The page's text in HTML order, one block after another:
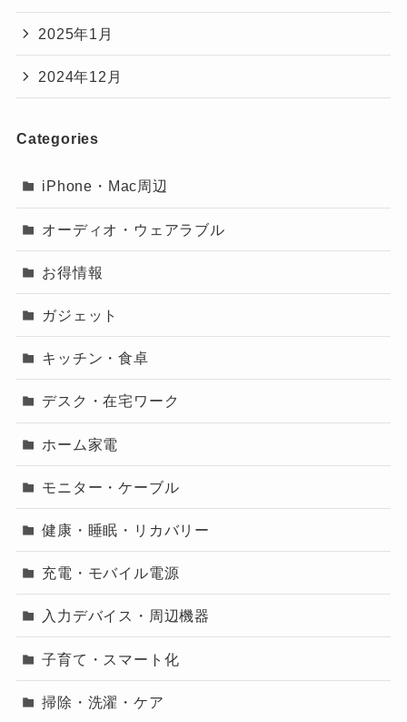
2025年1月
2024年12月
Categories
iPhone・Mac周辺
オーディオ・ウェアラブル
お得情報
ガジェット
キッチン・食卓
デスク・在宅ワーク
ホーム家電
モニター・ケーブル
健康・睡眠・リカバリー
充電・モバイル電源
入力デバイス・周辺機器
子育て・スマート化
掃除・洗濯・ケア